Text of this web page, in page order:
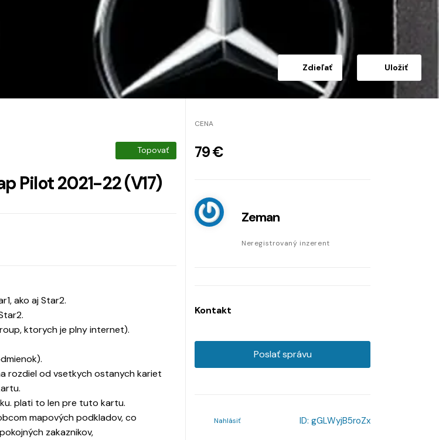
Zdieľať Uložiť
Topovať
Pilot 2021-22 (V17)
ako aj Star2.
ktorych je plny internet).
rozdiel od vsetkych ostanych kariet
plati to len pre tuto kartu.
mapových podkladov, co
zakaznikov,
CENA
79 €
Zeman
Neregistrovaný inzerent
Kontakt
Poslať správu
Nahlásiť ID: gGLWyjB5roZx